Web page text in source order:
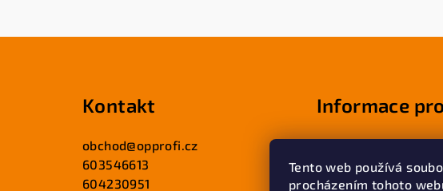
Tento web používá
procházením tohoto
Kontakt
obchod@opprofi.cz
603546613
604230951
Informace
Podmínky ochrany
údajů